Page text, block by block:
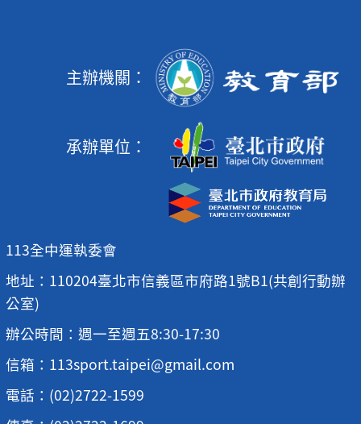
主辦機關：
承辦單位：
113全中運執委會
地址：110204臺北市信義區市府路1號B1(共創行動辦
公室)
辦公時間：週一至週五8:30-17:30
信箱：113sport.taipei@gmail.com
電話：(02)2722-1599